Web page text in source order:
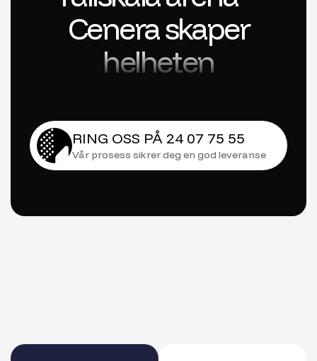
Cenera skaper
helheten
RING OSS PÅ 24 07 75 55
Vår prosess sikrer deg en god leveranse